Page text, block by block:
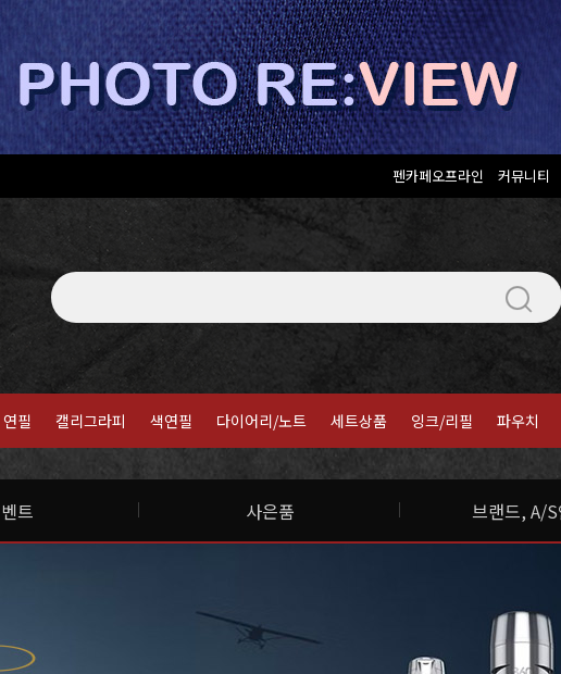
펜카페오프라인 커뮤니티
연필 캘리그라피 색연필 다이어리/노트 세트상품 잉크/리필 파우치
트 사은품 브랜드, A/